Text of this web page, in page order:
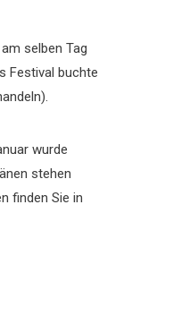
selben Tag
Festival buchte
wurde
stehen
finden Sie in